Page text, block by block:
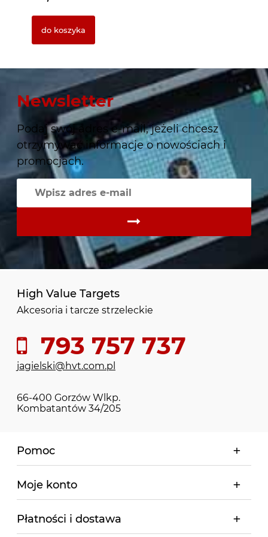
do koszyka
Newsletter
Podaj swój adres e-mail, jeżeli chcesz
otrzymywać informacje o nowościach i
promocjach.
High Value Targets
Akcesoria i tarcze strzeleckie
793 757 737
jagielski@hvt.com.pl
66-400 Gorzów Wlkp.
Kombatantów 34/205
Pomoc
Moje konto
Płatności i dostawa